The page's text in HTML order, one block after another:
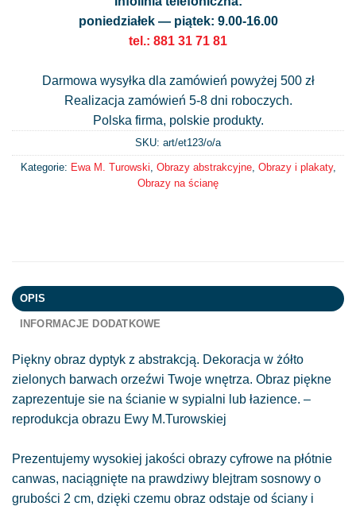
poniedziałek — piątek: 9.00-16.00
tel.: 881 31 71 81
Darmowa wysyłka dla zamówień powyżej 500 zł
Realizacja zamówień 5-8 dni roboczych.
Polska firma, polskie produkty.
SKU: art/et123/o/a
Kategorie: Ewa M. Turowski Obrazy abstrakcyjne, Obrazy i plakaty,
Obrazy na ścianę
OPIS
INFORMACJE DODATKOWE
Piękny obraz dyptyk z abstrakcją. Dekoracja w żółto
zielonych barwach orzeźwi Twoje wnętrza. Obraz piękne
zaprezentuje sie na ścianie w sypialni lub łazience. –
reprodukcja obrazu Ewy M.Turowskiej
Prezentujemy wysokiej jakości obrazy cyfrowe na płótnie
canwas, naciągnięte na prawdziwy blejtram sosnowy o
grubości 2 cm, dzięki czemu obraz odstaje od ściany i